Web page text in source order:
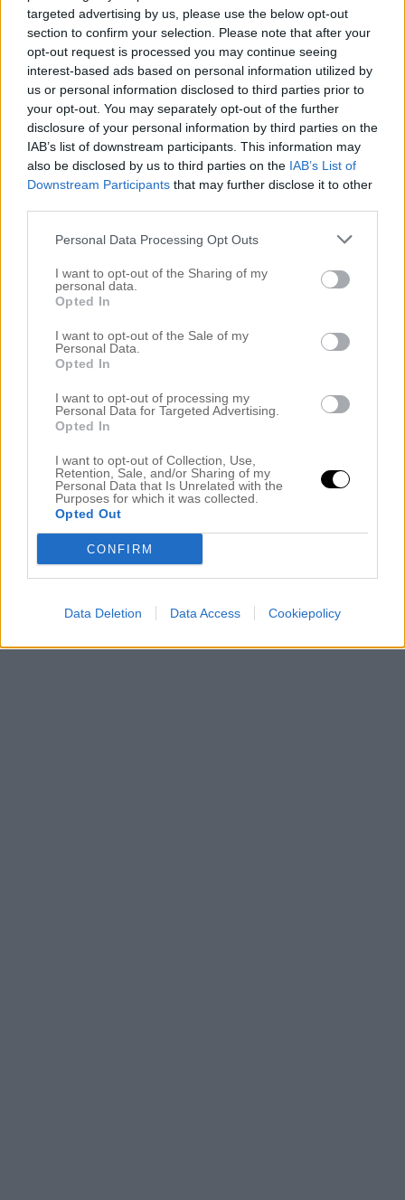
targeted advertising by us, please use the below opt-out
section to confirm your selection. Please note that after your
opt-out request is processed you may continue seeing
interest-based ads based on personal information utilized by
us or personal information disclosed to third parties prior to
your opt-out. You may separately opt-out of the further
disclosure of your personal information by third parties on the
IAB’s list of downstream participants. This information may
also be disclosed by us to third parties on the IAB’s List of
Downstream Participants that may further disclose it to other
Personal Data Processing Opt Outs
I want to opt-out of the Sharing of my
personal data.
Opted In
I want to opt-out of the Sale of my
Personal Data.
Opted In
I want to opt-out of processing my
Personal Data for Targeted Advertising.
Opted In
I want to opt-out of Collection, Use,
Retention, Sale, and/or Sharing of my
Personal Data that Is Unrelated with the
Purposes for which it was collected.
Opted Out
CONFIRM
Data Deletion Data Access Cookiepolicy